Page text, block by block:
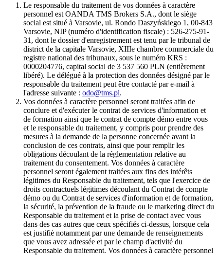
Le responsable du traitement de vos données à caractère
personnel est OANDA TMS Brokers S.A., dont le siège
social est situé à Varsovie, ul. Rondo Daszyńskiego 1, 00-843
Varsovie, NIP (numéro d'identification fiscale) : 526-275-91-
31, dont le dossier d'enregistrement est tenu par le tribunal de
district de la capitale Varsovie, XIIIe chambre commerciale du
registre national des tribunaux, sous le numéro KRS :
0000204776, capital social de 3 537 560 PLN (entièrement
libéré). Le délégué à la protection des données désigné par le
responsable du traitement peut être contacté par e-mail à
l'adresse suivante : odo@tms.pl.
Vos données à caractère personnel seront traitées afin de
conclure et d'exécuter le contrat de services d'information et
de formation ainsi que le contrat de compte démo entre vous
et le responsable du traitement, y compris pour prendre des
mesures à la demande de la personne concernée avant la
conclusion de ces contrats, ainsi que pour remplir les
obligations découlant de la réglementation relative au
traitement du consentement. Vos données à caractère
personnel seront également traitées aux fins des intérêts
légitimes du Responsable du traitement, tels que l'exercice de
droits contractuels légitimes découlant du Contrat de compte
démo ou du Contrat de services d'information et de formation,
la sécurité, la prévention de la fraude ou le marketing direct du
Responsable du traitement et la prise de contact avec vous
dans des cas autres que ceux spécifiés ci-dessus, lorsque cela
est justifié notamment par une demande de renseignements
que vous avez adressée et par le champ d'activité du
Responsable du traitement. Vos données à caractère personnel